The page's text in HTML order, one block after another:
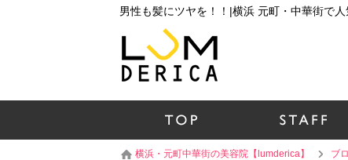
男性も髪にツヤを！！|横浜 元町・中華街で
横浜・元町中華街の美容院【lumderica】 ブ